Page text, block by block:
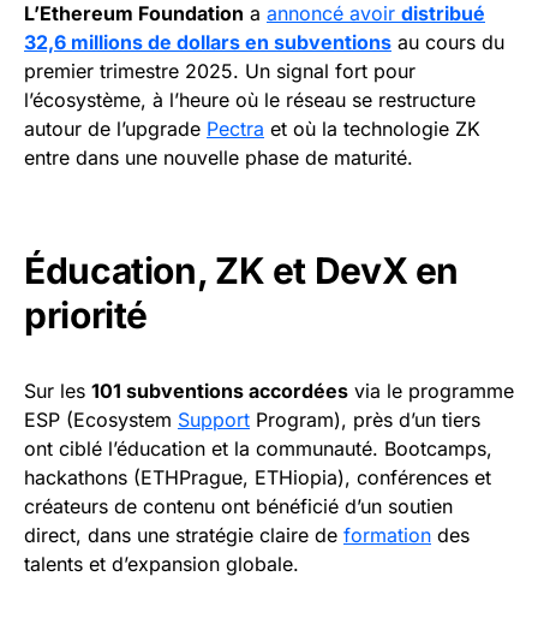
L’Ethereum Foundation a annoncé avoir distribué
32,6 millions de dollars en subventions au cours du
premier trimestre 2025. Un signal fort pour
l’écosystème, à l’heure où le réseau se restructure
autour de l’upgrade Pectra et où la technologie ZK
entre dans une nouvelle phase de maturité.
Éducation, ZK et DevX en
priorité
Sur les 101 subventions accordées via le programme
ESP (Ecosystem Support Program), près d’un tiers
ont ciblé l’éducation et la communauté. Bootcamps,
hackathons (ETHPrague, ETHiopia), conférences et
créateurs de contenu ont bénéficié d’un soutien
direct, dans une stratégie claire de formation des
talents et d’expansion globale.